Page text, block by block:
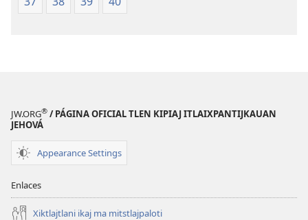
JW.ORG® / PÁGINA OFICIAL TLEN KIPIAJ ITLAIXPANTIJKAUAN
JEHOVÁ
Appearance Settings
Enlaces
Xiktlajtlani ikaj ma mitstlajpaloti